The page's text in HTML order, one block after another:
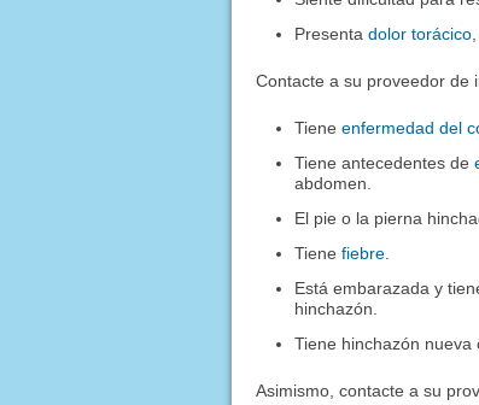
Presentadolor torácico
Contacte a su proveedor de
Tieneenfermedad del
Tiene antecedentes de
abdomen.
El pie o la pierna
Tienefiebre.
Está embarazada y
hinchazón.
Tiene hinchazón
Asimismo, contacte a su